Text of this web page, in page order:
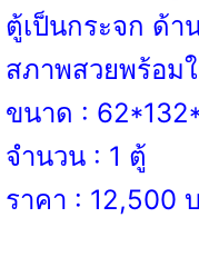
ตู้เป็นกระจก ด้
สภาพสวยพร้อม
ขนาด :
จำนวน : 1 ตู้
ราคา : 12,500